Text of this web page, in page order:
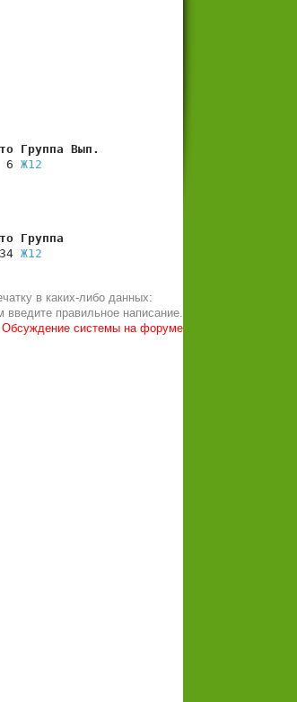
Вып.
6
Ж12
Ж12
в каких-либо данных:
введите правильное написание.
Обсуждение системы на форуме